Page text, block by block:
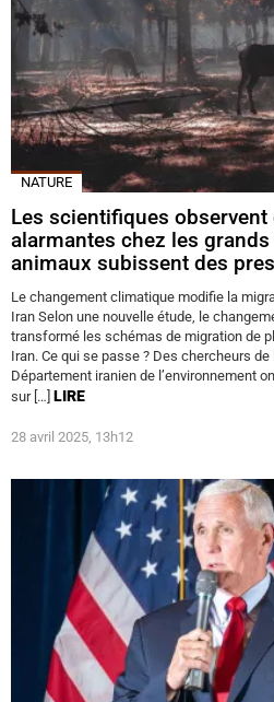
NATURE
Les scientifiques observent
alarmantes chez les
animaux subissent des
Le changement climatique modifie la
Iran Selon une nouvelle étude, le
transformé les schémas de migration de
Iran. Ce qui se passe ? Des chercheurs
Département iranien de l’environnement
sur […] LIRE
28 avril 2025, 13h12